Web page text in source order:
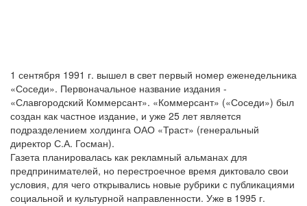
1 сентября 1991 г. вышел в свет первый номер еженедельника
«Соседи». Первоначальное название издания -
«Славгородский Коммерсант». «Коммерсант» («Соседи») был
создан как частное издание, и уже 25 лет является
подразделением холдинга ОАО «Траст» (генеральный
директор С.А. Госман).
Газета планировалась как рекламный альманах для
предпринимателей, но перестроечное время диктовало свои
условия, для чего открывались новые рубрики с публикациями
социальной и культурной направленности. Уже в 1995 г.